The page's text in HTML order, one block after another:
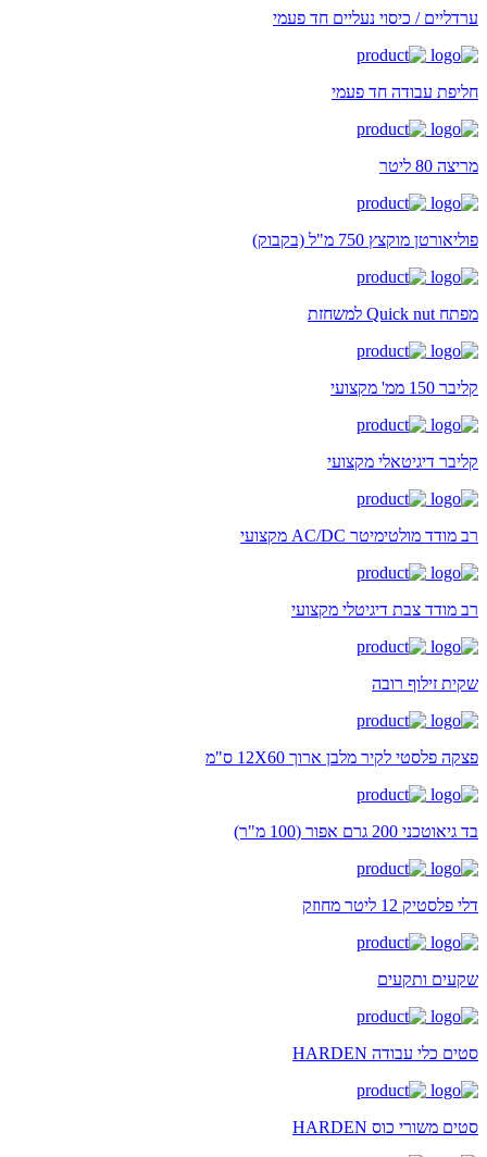
ערדליים / כיסוי נעליים חד פעמי
חליפת עבודה חד פעמי
מריצה 80 ליטר
פוליאורטן מוקצץ 750 מ"ל (בקבוק)
מפתח Quick nut למשחזת
קליבר 150 ממ' מקצועי
קליבר דיגיטאלי מקצועי
רב מודד מולטימיטר AC/DC מקצועי
רב מודד צבת דיגיטלי מקצועי
שקית זילוף רובה
פצקה פלסטי לקיר מלבן ארוך 12X60 ס"מ
בד גיאוטכני 200 גרם אפור (100 מ"ר)
דלי פלסטיק 12 ליטר מחוזק
שקעים ותקעים
סטים כלי עבודה HARDEN
סטים משורי כוס HARDEN